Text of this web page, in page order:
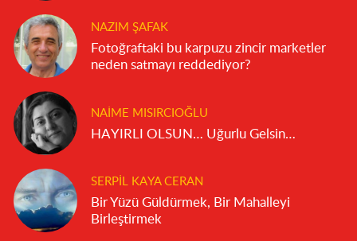
NAZIM ŞAFAK
Fotoğraftaki bu karpuzu zincir marketler
neden satmayı reddediyor?
NAIME MISIRCIOĞLU
HAYIRLI OLSUN… Uğurlu Gelsin…
SERPIL KAYA CERAN
Bir Yüzü Güldürmek, Bir Mahalleyi
Birleştirmek